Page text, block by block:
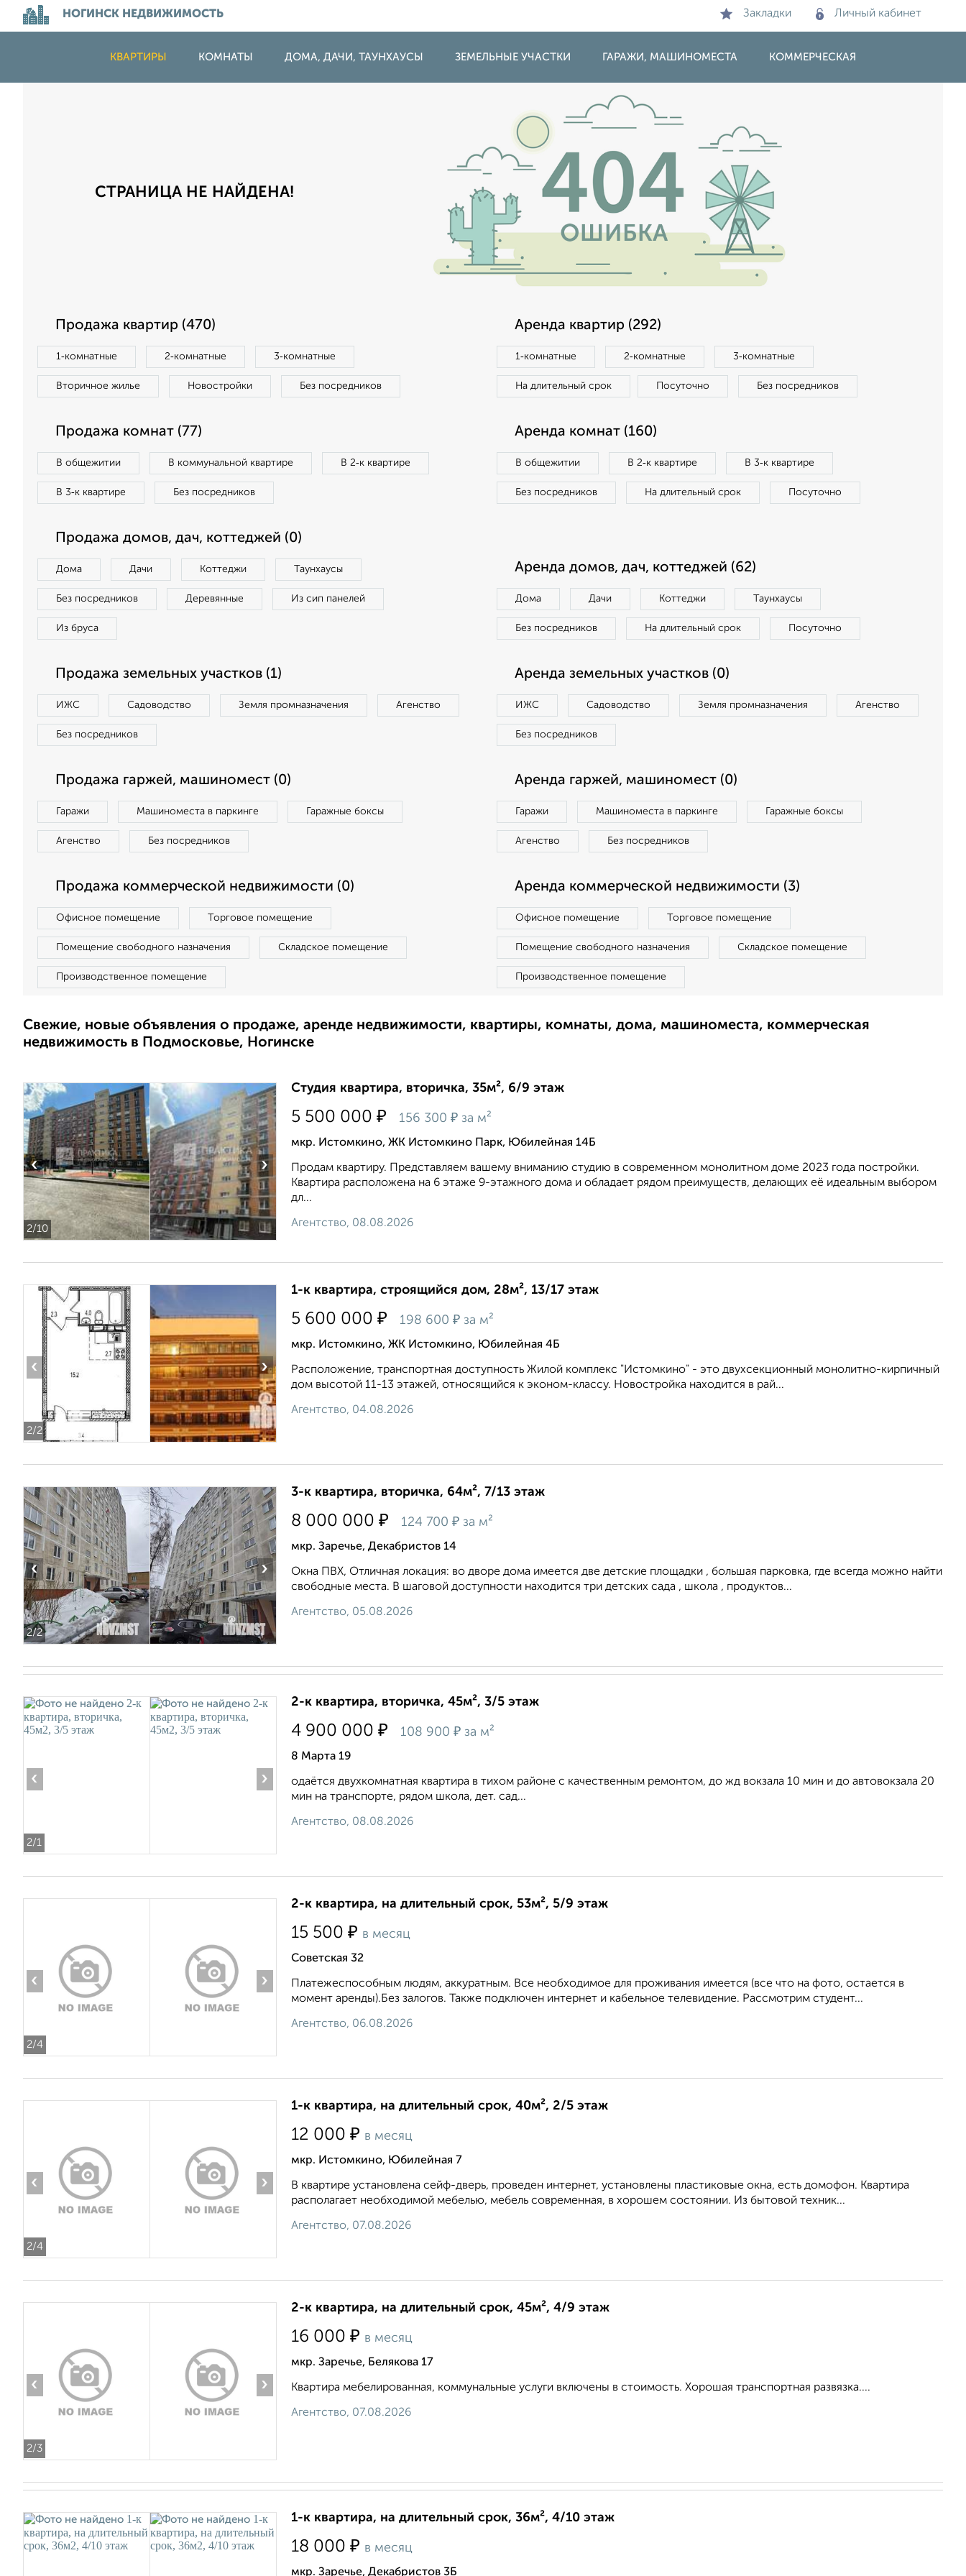
НОГИНСК НЕДВИЖИМОСТЬ Закладки Личный кабинет
КВАРТИРЫ КОМНАТЫ ДОМА, ДАЧИ, ТАУНХАУСЫ ЗЕМЕЛЬНЫЕ УЧАСТКИ ГАРАЖИ, МАШИНОМЕСТА КОММЕРЧЕСКАЯ
СТРАНИЦА НЕ НАЙДЕНА!
Продажа квартир (470)
1‑комнатные 2‑комнатные 3‑комнатные
Вторичное жилье Новостройки Без посредников
Аренда квартир (292)
1‑комнатные 2‑комнатные 3‑комнатные
На длительный срок Посуточно Без посредников
Продажа комнат (77)
В общежитии В коммунальной квартире В 2‑к квартире
В 3‑к квартире Без посредников
Аренда комнат (160)
В общежитии В 2‑к квартире В 3‑к квартире
Без посредников На длительный срок Посуточно
Продажа домов, дач, коттеджей (0)
Дома Дачи Коттеджи Таунхаусы
Без посредников Деревянные Из сип панелей
Из бруса
Аренда домов, дач, коттеджей (62)
Дома Дачи Коттеджи Таунхаусы
Без посредников На длительный срок Посуточно
Продажа земельных участков (1)
ИЖС Садоводство Земля промназначения Агенство
Без посредников
Аренда земельных участков (0)
ИЖС Садоводство Земля промназначения Агенство
Без посредников
Продажа гаржей, машиномест (0)
Гаражи Машиноместа в паркинге Гаражные боксы
Агенство Без посредников
Аренда гаржей, машиномест (0)
Гаражи Машиноместа в паркинге Гаражные боксы
Агенство Без посредников
Продажа коммерческой недвижимости (0)
Офисное помещение Торговое помещение
Помещение свободного назначения Складское помещение
Производственное помещение
Аренда коммерческой недвижимости (3)
Офисное помещение Торговое помещение
Помещение свободного назначения Складское помещение
Производственное помещение
Свежие, новые объявления о продаже, аренде недвижимости, квартиры, комнаты, дома, машиноместа, коммерческая
недвижимость в Подмосковье, Ногинске
2/10
‹ ›
Студия квартира, вторичка, 35м², 6/9 этаж
5 500 000 ₽ 156 300 ₽ за м²
мкр. Истомкино, ЖК Истомкино Парк, Юбилейная 14Б
Продам квартиру. Представляем вашему вниманию студию в современном монолитном доме 2023 года постройки.
Квартира расположена на 6 этаже 9-этажного дома и обладает рядом преимуществ, делающих её идеальным выбором
дл...
Агентство, 08.08.2026
2/2
‹ ›
1-к квартира, строящийся дом, 28м², 13/17 этаж
5 600 000 ₽ 198 600 ₽ за м²
мкр. Истомкино, ЖК Истомкино, Юбилейная 4Б
Расположение, транспортная доступность Жилой комплекс "Истомкино" - это двухсекционный монолитно-кирпичный
дом высотой 11-13 этажей, относящийся к эконом-классу. Новостройка находится в рай...
Агентство, 04.08.2026
2/2
‹ ›
3-к квартира, вторичка, 64м², 7/13 этаж
8 000 000 ₽ 124 700 ₽ за м²
мкр. Заречье, Декабристов 14
Окна ПВХ, Отличная локация: во дворе дома имеется две детские площадки , большая парковка, где всегда можно найти
свободные места. В шаговой доступности находится три детских сада , школа , продуктов...
Агентство, 05.08.2026
2/1
‹ ›
2-к квартира, вторичка, 45м², 3/5 этаж
4 900 000 ₽ 108 900 ₽ за м²
8 Марта 19
одаётся двухкомнатная квартира в тихом районе с качественным ремонтом, до жд вокзала 10 мин и до автовокзала 20
мин на транспорте, рядом школа, дет. сад...
Агентство, 08.08.2026
2/4
‹ ›
2-к квартира, на длительный срок, 53м², 5/9 этаж
15 500 ₽ в месяц
Советская 32
Платежеспособным людям, аккуратным. Все необходимое для проживания имеется (все что на фото, остается в
момент аренды).Без залогов. Также подключен интернет и кабельное телевидение. Рассмотрим студент...
Агентство, 06.08.2026
2/4
‹ ›
1-к квартира, на длительный срок, 40м², 2/5 этаж
12 000 ₽ в месяц
мкр. Истомкино, Юбилейная 7
В квартире установлена сейф-дверь, проведен интернет, установлены пластиковые окна, есть домофон. Квартира
располагает необходимой мебелью, мебель современная, в хорошем состоянии. Из бытовой техник...
Агентство, 07.08.2026
2/3
‹ ›
2-к квартира, на длительный срок, 45м², 4/9 этаж
16 000 ₽ в месяц
мкр. Заречье, Белякова 17
Квартира мебелированная, коммунальные услуги включены в стоимость. Хорошая транспортная развязка....
Агентство, 07.08.2026
1-к квартира, на длительный срок, 36м², 4/10 этаж
18 000 ₽ в месяц
мкр. Заречье, Декабристов 3Б